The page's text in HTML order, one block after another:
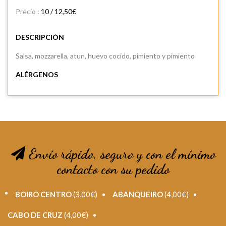
Precio : 10 / 12,50€
DESCRIPCIÓN
Salsa, mozzarella, atun, huevo cocido, pimiento y pimiento
ALÉRGENOS
Envío rápido, seguro y con el mínimo
contacto con su pedido
BOIRO CENTRO(3,00€) ABANQUEIRO(4,00€)
CABO DE CRUZ (4,00€)